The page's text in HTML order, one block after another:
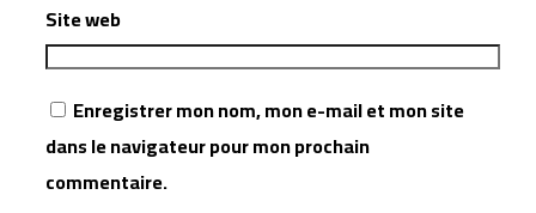
Site web
Enregistrer mon nom, mon e-mail et mon site
dans le navigateur pour mon prochain
commentaire.